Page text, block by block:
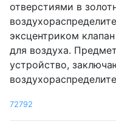
отверстиями в
эксцентриком
для воздуха.
устройство,
72792